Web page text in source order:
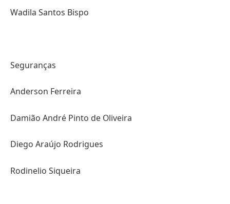
Wadila Santos Bispo
Seguranças
Anderson Ferreira
Damião André Pinto de Oliveira
Diego Araújo Rodrigues
Rodinelio Siqueira